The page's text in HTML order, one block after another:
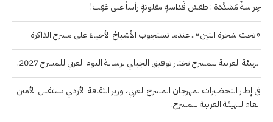
حِراسةٌ مُشدَّدة : طقسُ قَداسةٍ مقلوبَةٍ رأساً على عَقِب!
«تحت شجرة التين».. عندما تستجوب الأشباحُ الأحياءَ على مسرح الذاكرة
الهيئة العربية للمسرح تختار توفيق الجبالي لرسالة اليوم العربي للمسرح 2027.
في إطار التحضيرات لمهرجان المسرح العربي، وزير الثقافة الأردني يستقبل الأمين
العام للهيئة العربية للمسرح.